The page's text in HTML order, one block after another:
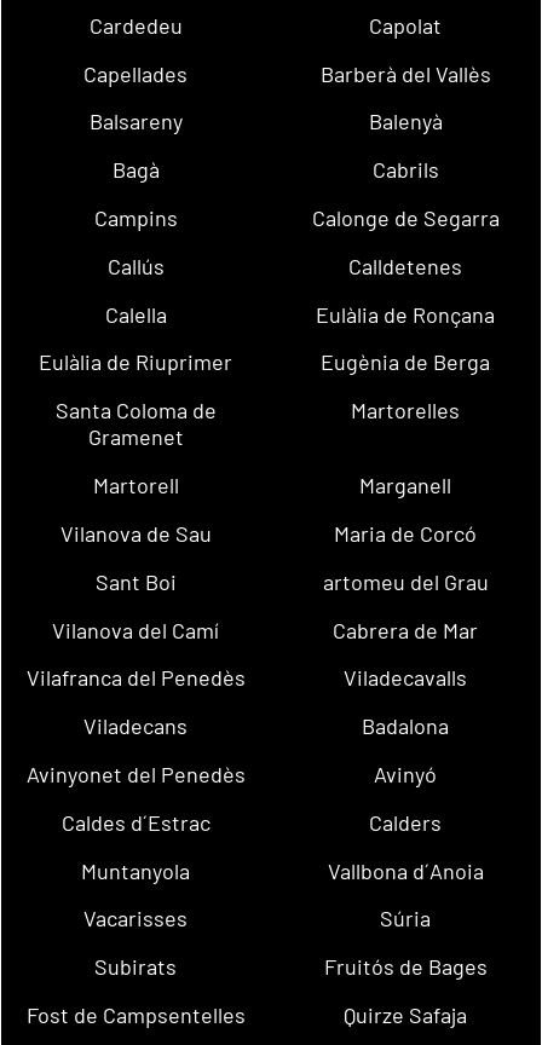
Cardedeu
Capolat
Capellades
Barberà del Vallès
Balsareny
Balenyà
Bagà
Cabrils
Campins
Calonge de Segarra
Callús
Calldetenes
Calella
Eulàlia de Ronçana
Eulàlia de Riuprimer
Eugènia de Berga
Santa Coloma de
Gramenet
Martorelles
Martorell
Marganell
Vilanova de Sau
Maria de Corcó
Sant Boi
artomeu del Grau
Vilanova del Camí
Cabrera de Mar
Vilafranca del Penedès
Viladecavalls
Viladecans
Badalona
Avinyonet del Penedès
Avinyó
Caldes d´Estrac
Calders
Muntanyola
Vallbona d´Anoia
Vacarisses
Súria
Subirats
Fruitós de Bages
Fost de Campsentelles
Quirze Safaja